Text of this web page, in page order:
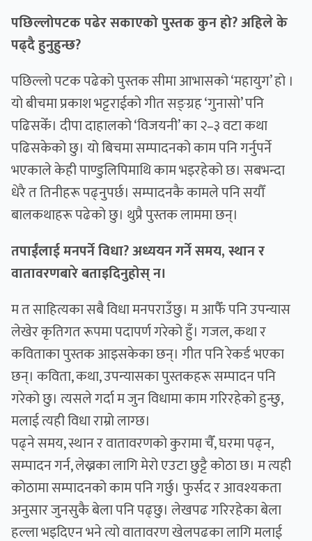
पछिल्लोपटक पढेर सकाएको पुस्तक कुन हो? अहिले के
पढ्दै हुनुहुन्छ?
पछिल्लो पटक पढेको पुस्तक सीमा आभासको ‘महायुग’ हो ।
यो बीचमा प्रकाश भट्टराईको गीत सङ्ग्रह ‘गुनासो’ पनि
पढिसकेँ। दीपा दाहालको ‘विजयनी’ का २–३ वटा कथा
पढिसकेको छु। यो बिचमा सम्पादनको काम पनि गर्नुपर्ने
भएकाले केही पाण्डुलिपिमाथि काम भइरहेको छ। सबभन्दा
धेरै त तिनीहरू पढ्नुपर्छ। सम्पादनकै कामले पनि सयौँ
बालकथाहरू पढेको छु। थुप्रै पुस्तक लाममा छन्।
तपाईंलाई मनपर्ने विधा? अध्ययन गर्ने समय, स्थान र
वातावरणबारे बताइदिनुहोस् न।
म त साहित्यका सबै विधा मनपराउँछु। म आफैँ पनि उपन्यास
लेखेर कृतिगत रूपमा पदापर्ण गरेको हुँ। गजल, कथा र
कविताका पुस्तक आइसकेका छन्। गीत पनि रेकर्ड भएका
छन्। कविता, कथा, उपन्यासका पुस्तकहरू सम्पादन पनि
गरेको छु। त्यसले गर्दा म जुन विधामा काम गरिरहेको हुन्छु,
मलाई त्यही विधा राम्रो लाग्छ।
पढ्ने समय, स्थान र वातावरणको कुरामा चैँ, घरमा पढ्न,
सम्पादन गर्न, लेख्नका लागि मेरो एउटा छुट्टै कोठा छ। म त्यही
कोठामा सम्पादनको काम पनि गर्छु। फुर्सद र आवश्यकता
अनुसार जुनसुकै बेला पनि पढ्छु। लेखपढ गरिरहेका बेला
हल्ला भइदिएन भने त्यो वातावरण खेलपढका लागि मलाई